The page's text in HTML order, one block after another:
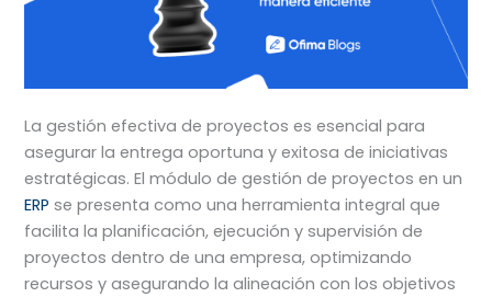
La gestión efectiva de proyectos es esencial para
asegurar la entrega oportuna y exitosa de iniciativas
estratégicas. El módulo de gestión de proyectos en un
ERP se presenta como una herramienta integral que
facilita la planificación, ejecución y supervisión de
proyectos dentro de una empresa, optimizando
recursos y asegurando la alineación con los objetivos